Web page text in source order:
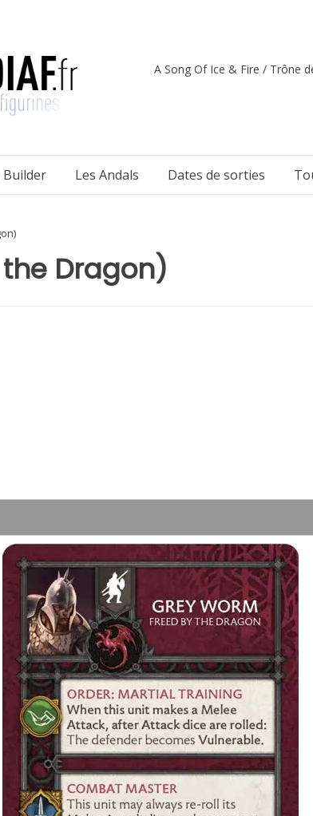
A Song Of Ice & Fire / Trône
Builder Les Andals Dates de sorties
Dragon)